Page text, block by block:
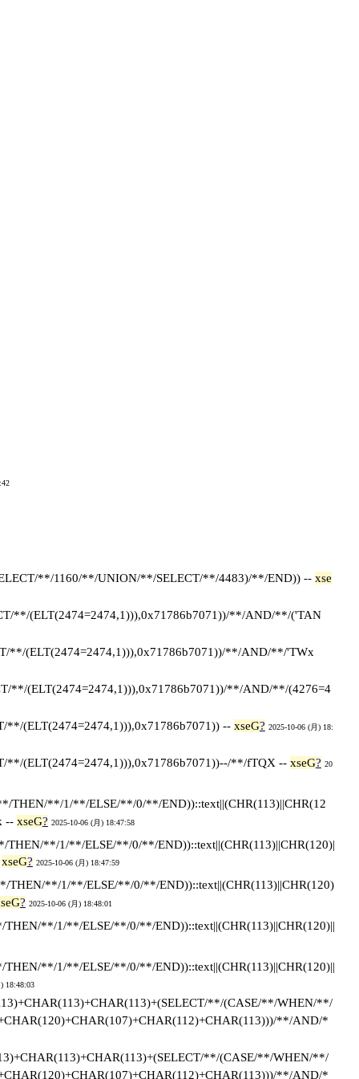
**/1160/**/UNION/**/SELECT/**/4483)/**/END)) -- xse
**/(ELT(2474=2474,1))),0x71786b7071))/**/AND/**/('TAN
**/(ELT(2474=2474,1))),0x71786b7071))/**/AND/**/'TWx
**/(ELT(2474=2474,1))),0x71786b7071))/**/AND/**/(4276=4
(ELT(2474=2474,1))),0x71786b7071)) -- xseG? 2025-10-06 (月) 18:
**/(ELT(2474=2474,1))),0x71786b7071))--/**/fTQX -- xseG? 20
THEN/**/1/**/ELSE/**/0/**/END))::text||(CHR(113)||CHR(12
-- xseG? 2025-10-06 (月) 18:47:58
**/1/**/ELSE/**/0/**/END))::text||(CHR(113)||CHR(120)|
xseG? 2025-10-06 (月) 18:47:59
**/1/**/ELSE/**/0/**/END))::text||(CHR(113)||CHR(120)
? 2025-10-06 (月) 18:48:01
**/1/**/ELSE/**/0/**/END))::text||(CHR(113)||CHR(120)||
**/1/**/ELSE/**/0/**/END))::text||(CHR(113)||CHR(120)||
18:48:03
**/(CASE/**/WHEN/**/
**/AND/*
**/(CASE/**/WHEN/**/
**/AND/*